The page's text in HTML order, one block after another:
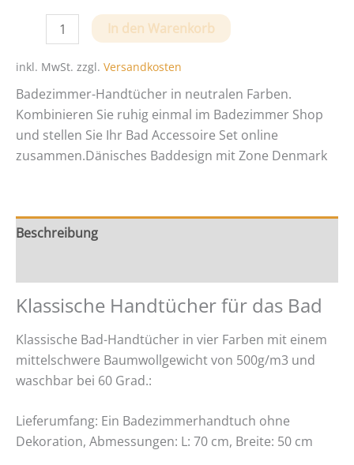
Klassisches
Badezimmer-
Handtuch
von
Zone-
Denmark
In den Warenkorb
inkl. MwSt. zzgl. Versandkosten
Badezimmer-Handtücher in neutralen Farben.
Kombinieren Sie ruhig einmal im Badezimmer Shop
und stellen Sie Ihr Bad Accessoire Set online
zusammen.Dänisches Baddesign mit Zone Denmark
Beschreibung
Klassische Handtücher für das Bad
Klassische Bad-Handtücher in vier Farben mit einem
mittelschwere Baumwollgewicht von 500g/m3 und
waschbar bei 60 Grad.:
Lieferumfang: Ein Badezimmerhandtuch ohne
Dekoration, Abmessungen: L: 70 cm, Breite: 50 cm